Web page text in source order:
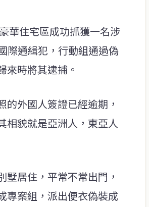
華住宅區成功抓獲一名涉
際通緝犯，行動組通過偽
來時將其逮捕。
外國人簽證已經逾期，
相貌就是亞洲人，東亞人
居住，平常不常出門，
專案組，派出便衣偽裝成